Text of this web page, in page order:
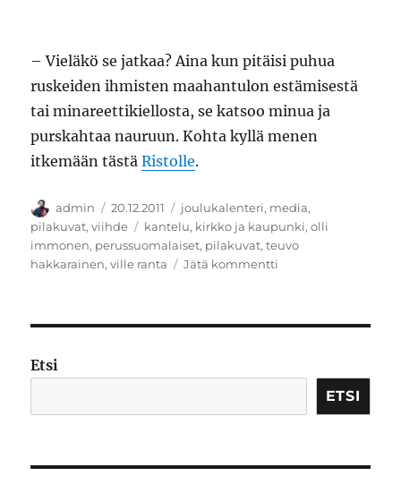
– Vieläkö se jatkaa? Aina kun pitäisi puhua
ruskeiden ihmisten maahantulon estämisestä
tai minareettikiellosta, se katsoo minua ja
purskahtaa nauruun. Kohta kyllä menen
itkemään tästäRistolle.
Kirjoittaja
admin Julkaistu
20.12.2011 Kategoriat
joulukalenteri, media,
pilakuvat,viihde Avainsanat
kantelu, kirkko ja kaupunki,olli
immonen, perussuomalaiset, pilakuvat,teuvo
hakkarainen,ville ranta Jätä kommentti
Etsi
ETSI